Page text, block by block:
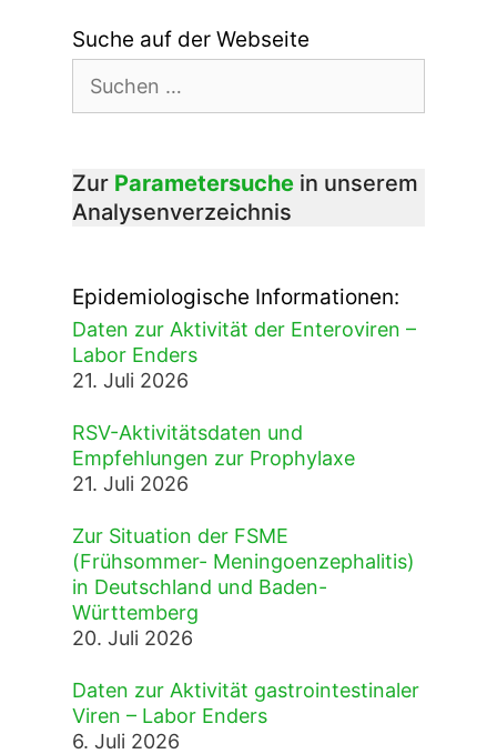
Suche auf der Webseite
nach:
Zur Parametersuche in unserem
Analysenverzeichnis
Epidemiologische Informationen:
Daten zur Aktivität der Enteroviren –
Labor Enders
21. Juli 2026
RSV-Aktivitätsdaten und
Empfehlungen zur Prophylaxe
21. Juli 2026
Zur Situation der FSME
(Frühsommer- Meningoenzephalitis)
in Deutschland und Baden-
Württemberg
20. Juli 2026
Daten zur Aktivität gastrointestinaler
Viren – Labor Enders
6. Juli 2026